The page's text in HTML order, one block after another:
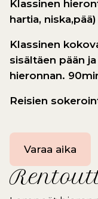
Klassinen
hartia, niska,pää)
Klassinen
sisältäen pään
hieronnan.
Reisien
Varaa aika